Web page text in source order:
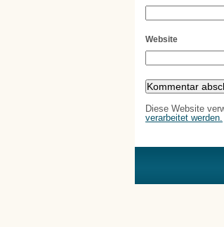
Website
Diese Website
verarbeitet werden.